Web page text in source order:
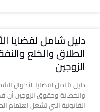
دليل شامل لقضايا
الطلاق والخلع
الزوجين
دليل شامل لقضايا الأحوال
والحضانة وحقوق الزوجين أن
القانونية التي تشغل اهتمام